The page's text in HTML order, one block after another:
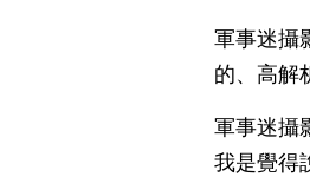
軍事迷攝
的、高解
軍事迷攝
我是覺得